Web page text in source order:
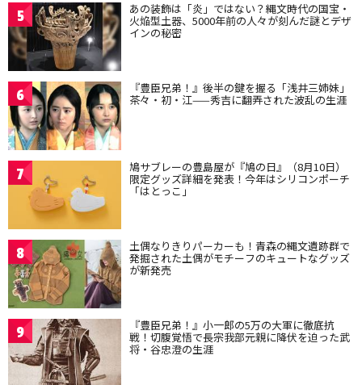
5 あの装飾は「炎」ではない？縄文時代の国宝・
火焔型土器、5000年前の人々が刻んだ謎とデザ
インの秘密
6 『豊臣兄弟！』後半の鍵を握る「浅井三姉妹」
茶々・初・江——秀吉に翻弄された波乱の生涯
7 鳩サブレーの豊島屋が『鳩の日』（8月10日）
限定グッズ詳細を発表！今年はシリコンポーチ
「はとっこ」
8 土偶なりきりパーカーも！青森の縄文遺跡群で
発掘された土偶がモチーフのキュートなグッズ
が新発売
9 『豊臣兄弟！』小一郎の5万の大軍に徹底抗
戦！切腹覚悟で長宗我部元親に降伏を迫った武
将・谷忠澄の生涯